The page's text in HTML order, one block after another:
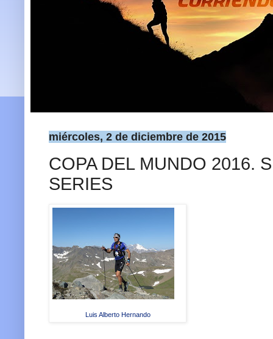
miércoles, 2 de diciembre de 2015
COPA DEL MUNDO 2016.
SERIES
Luis Alberto Hernando